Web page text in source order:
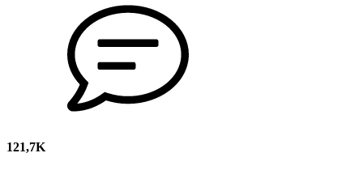
121,7K